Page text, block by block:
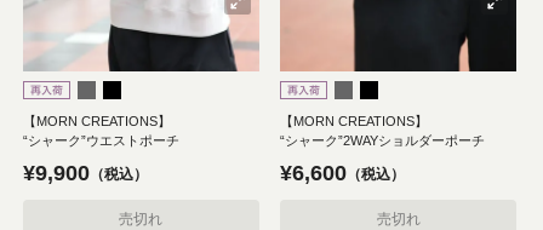
【MORN CREATIONS】
“シャーク”ウエストポーチ
¥9,900 税込
売切れ
【MORN CREATIONS】
“シャーク”2WAYショルダーポーチ
¥6,600 税込
売切れ